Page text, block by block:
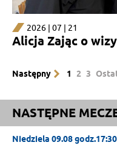
2026 | 07 | 21
Alicja Zając o
Następny 1 2 3
NASTĘPNE
Niedziela 09.08 godz.17:30